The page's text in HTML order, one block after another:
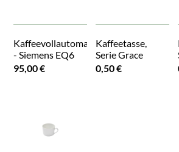
Kaffeevollautomat
- Siemens EQ6
95,00 €
Kaffeetasse,
Serie Grace
0,50 €